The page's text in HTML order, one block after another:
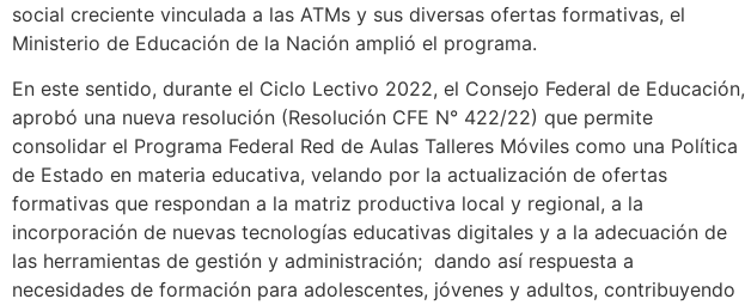
social creciente vinculada a las ATMs y sus diversas ofertas formativas, el
Ministerio de Educación de la Nación amplió el programa.
En este sentido, durante el Ciclo Lectivo 2022, el Consejo Federal de Educación,
aprobó una nueva resolución (Resolución CFE N° 422/22) que permite
consolidar el Programa Federal Red de Aulas Talleres Móviles como una Política
de Estado en materia educativa, velando por la actualización de ofertas
formativas que respondan a la matriz productiva local y regional, a la
incorporación de nuevas tecnologías educativas digitales y a la adecuación de
las herramientas de gestión y administración; dando así respuesta a
necesidades de formación para adolescentes, jóvenes y adultos, contribuyendo